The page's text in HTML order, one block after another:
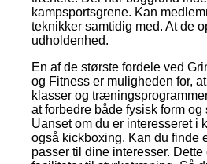
kampsportsgrene. Kan
teknikker samtidig med. At de
udholdenhed.
En af de største fordele ved
og Fitness er muligheden for,
klasser og
at forbedre både fysisk form og
Uanset om du er interesseret i
også kickboxing. Kan du finde
passer til dine interesser.